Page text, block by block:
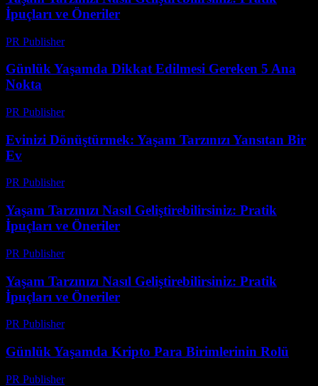
İpuçları ve Öneriler
PR Publisher-
Günlük Yaşamda Dikkat Edilmesi Gereken 5 Ana
Nokta
PR Publisher-
Evinizi Dönüştürmek: Yaşam Tarzınızı Yansıtan Bir
Ev
PR Publisher-
Yaşam Tarzınızı Nasıl Geliştirebilirsiniz: Pratik
İpuçları ve Öneriler
PR Publisher-
Yaşam Tarzınızı Nasıl Geliştirebilirsiniz: Pratik
İpuçları ve Öneriler
PR Publisher-
Günlük Yaşamda Kripto Para Birimlerinin Rolü
PR Publisher-